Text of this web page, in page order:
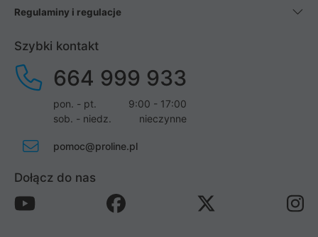
Regulaminy i regulacje
Szybki kontakt
664 999 933
pon. - pt.
9:00 - 17:00
sob. - niedz.
nieczynne
pomoc@proline.pl
Dołącz do nas